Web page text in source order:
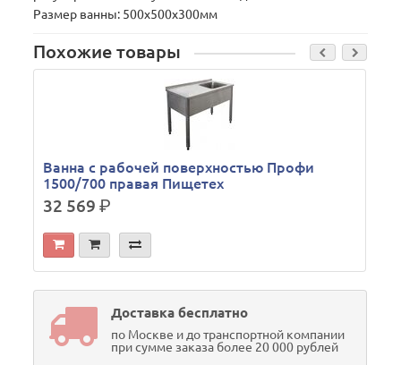
Размер ванны: 500х500х300мм
Похожие товары
Ванна с рабочей поверхностью Профи
1500/700 правая Пищетех
32 569р.
Доставка бесплатно
по Москве и до транспортной компании
при сумме заказа более 20 000 рублей